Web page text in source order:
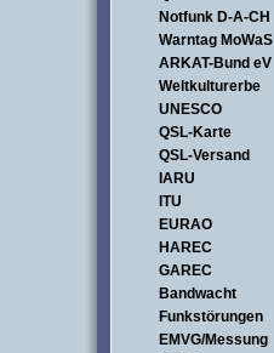
Notfunk D-A-CH
Warntag MoWaS
ARKAT-Bund eV
Weltkulturerbe
UNESCO
QSL-Karte
QSL-Versand
IARU
ITU
EURAO
HAREC
GAREC
Bandwacht
Funkstörungen
EMVG/Messung